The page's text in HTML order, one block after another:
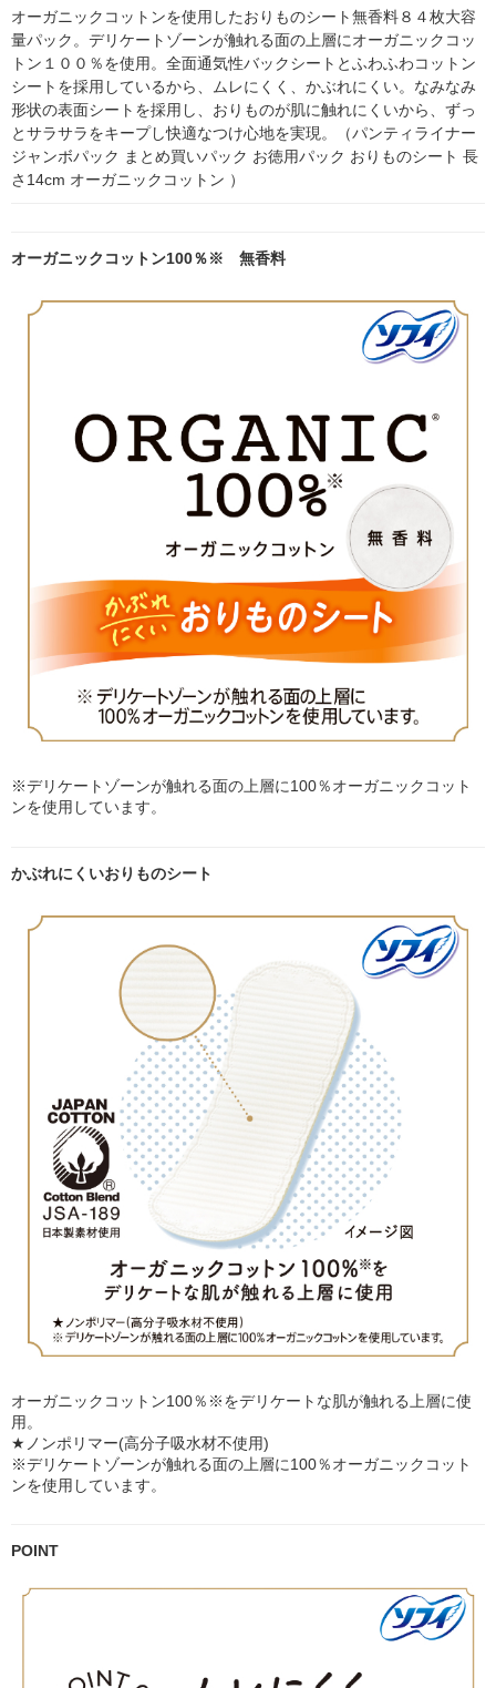
ーム
オーガニックコットンを使用したおりものシート無香料８４枚大容
量パック。デリケートゾーンが触れる面の上層にオーガニックコッ
トン１００％を使用。全面通気性バックシートとふわふわコットン
シートを採用しているから、ムレにくく、かぶれにくい。なみなみ
形状の表面シートを採用し、おりものが肌に触れにくいから、ずっ
とサラサラをキープし快適なつけ心地を実現。（パンティライナー
ジャンボパック まとめ買いパック お徳用パック おりものシート 長
さ14cm オーガニックコットン ）
オーガニックコットン100％※ 無香料
※デリケートゾーンが触れる面の上層に100％オーガニックコット
ンを使用しています。
かぶれにくいおりものシート
オーガニックコットン100％※をデリケートな肌が触れる上層に使
用。
★ノンポリマー(高分子吸水材不使用)
※デリケートゾーンが触れる面の上層に100％オーガニックコット
ンを使用しています。
POINT